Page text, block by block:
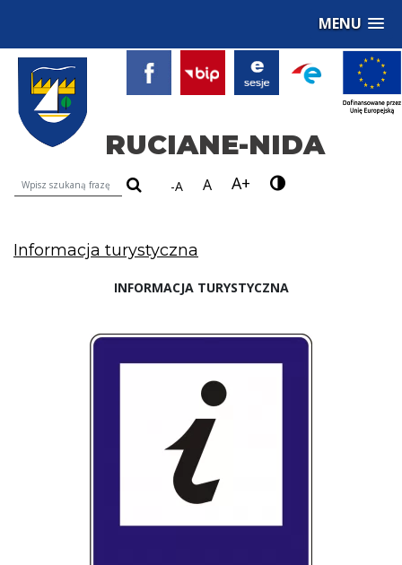
MENU
RUCIANE-NIDA
Wyszukiwarka treści na stronie
-A A A+
Informacja turystyczna
INFORMACJA TURYSTYCZNA